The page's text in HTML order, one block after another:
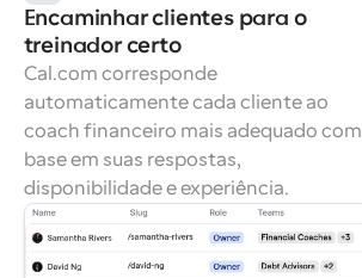
Encaminhar clientes para o
treinador certo
Cal.com corresponde
automaticamente cada cliente ao
coach financeiro mais adequado com
base em suas respostas,
disponibilidade e experiência.